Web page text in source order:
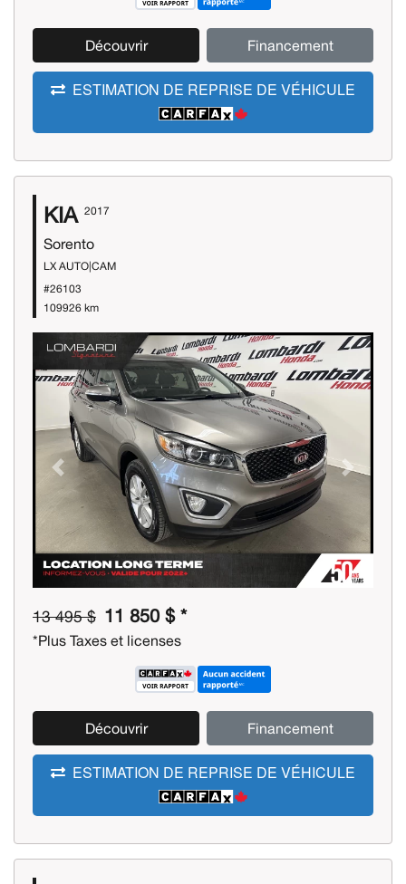
Découvrir Financement
ESTIMATION DE REPRISE DE VÉHICULE
KIA 2017
Sorento
LX AUTO|CAM
#26103
109926 km
Previous Next
13 495 $ 11 850 $ *
*Plus Taxes et licenses
Découvrir Financement
ESTIMATION DE REPRISE DE VÉHICULE